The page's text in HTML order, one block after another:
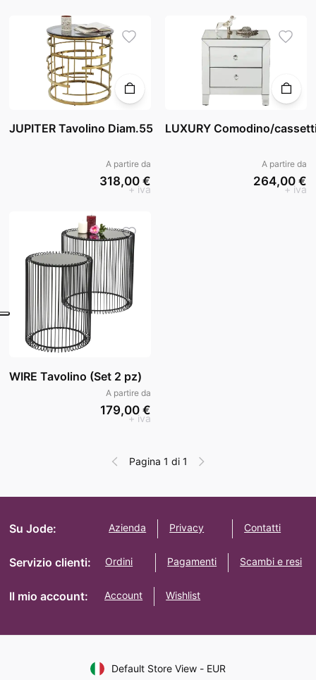
JUPITER Tavolino Diam.55
A partire da
318,00 €
+ iva
LUXURY Comodino/
A partire da
264,00 €
+ iva
WIRE Tavolino (Set 2 pz)
A partire da
179,00 €
+ iva
Pagina 1 di 1
Su Jode: Azienda Privacy Contatti
Servizio clienti: Ordini Pagamenti Scambi e resi
Il mio account: Account Wishlist
Default Store View- EUR